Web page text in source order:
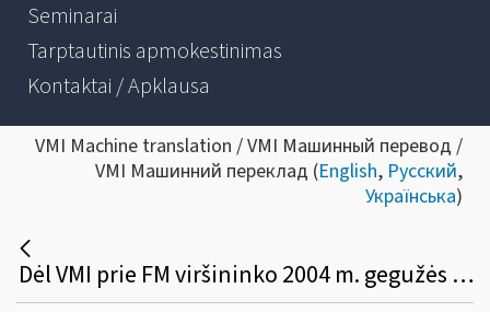
Seminarai
Tarptautinis apmokestinimas
Kontaktai / Apklausa
VMI Machine translation / VMI Машинный перевод /
VMI Машинний переклад (English, Русский,
Українська)
Dėl VMI prie FM viršininko 2004 m. gegužės 26 d. įsakymo Nr. VA-106 pakeitimo